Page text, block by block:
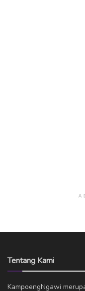
Tentang Kami
KampoengNgawi